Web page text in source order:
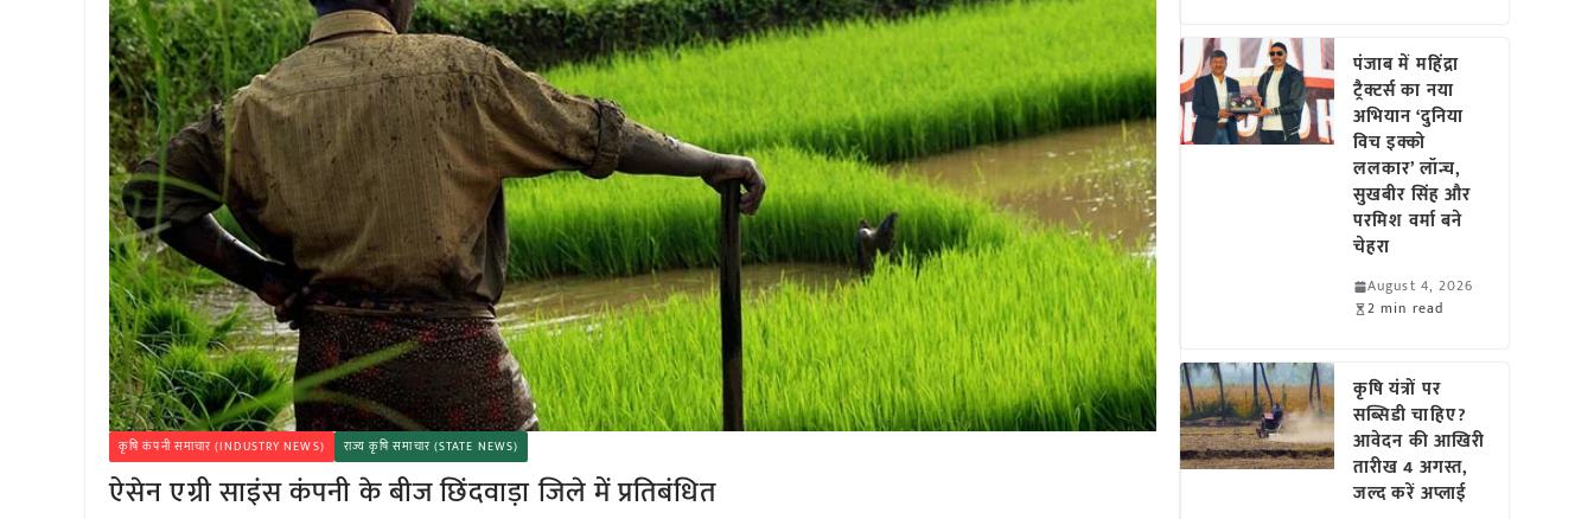
कृषि कंपनी समाचार (INDUSTRY NEWS) राज्य कृषि समाचार (STATE NEWS)
ऐसेन एग्री साइंस कंपनी के बीज छिंदवाड़ा जिले में प्रतिबंधित
पंजाब में महिंद्रा
ट्रैक्टर्स का नया
अभियान ‘दुनिया
विच इक्को
ललकार’ लॉन्च,
सुखबीर सिंह और
परमिश वर्मा बने
चेहरा
August 4, 2026
2 min read
कृषि यंत्रों पर
सब्सिडी चाहिए?
आवेदन की आखिरी
तारीख 4 अगस्त,
जल्द करें अप्लाई